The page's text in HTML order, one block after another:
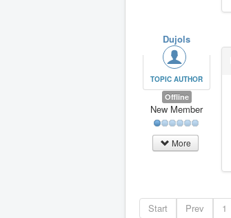
Dujols
TOPIC AUTHOR
Offline
New Member
More
Start Prev 1